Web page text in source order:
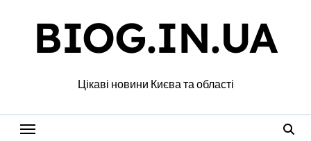
BIOG.IN.UA
Цікаві новини Києва та області